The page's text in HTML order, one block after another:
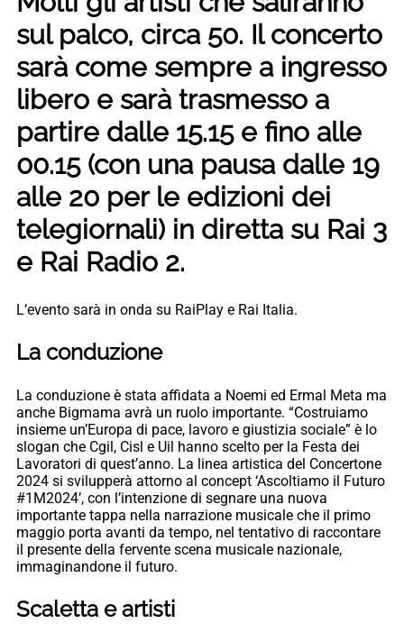
sul palco, circa 50. Il concerto
sarà come sempre a ingresso
libero e sarà trasmesso a
partire dalle 15.15 e fino alle
00.15 (con una pausa dalle 19
alle 20 per le edizioni dei
telegiornali) in diretta su Rai 3
e Rai Radio 2.
L’evento sarà in onda su RaiPlay e Rai Italia.
La conduzione
La conduzione è stata affidata a Noemi ed Ermal Meta ma
anche Bigmama avrà un ruolo importante. “Costruiamo
insieme un’Europa di pace, lavoro e giustizia sociale” è lo
slogan che Cgil, Cisl e Uil hanno scelto per la Festa dei
Lavoratori di quest’anno. La linea artistica del Concertone
2024 si svilupperà attorno al concept ‘Ascoltiamo il Futuro
#1M2024’, con l’intenzione di segnare una nuova
importante tappa nella narrazione musicale che il primo
maggio porta avanti da tempo, nel tentativo di raccontare
il presente della fervente scena musicale nazionale,
immaginandone il futuro.
Scaletta e artisti